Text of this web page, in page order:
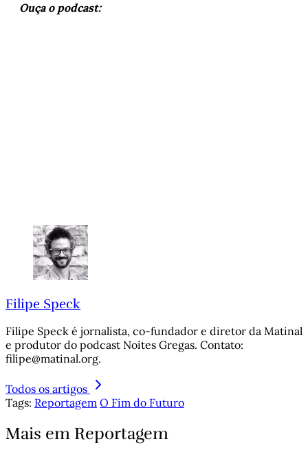
Ouça o podcast:
Filipe Speck
Filipe Speck é jornalista, co-fundador e diretor da Matinal
e produtor do podcast Noites Gregas. Contato:
filipe@matinal.org.
Todos os artigos
Tags: Reportagem O Fim do Futuro
Mais em Reportagem